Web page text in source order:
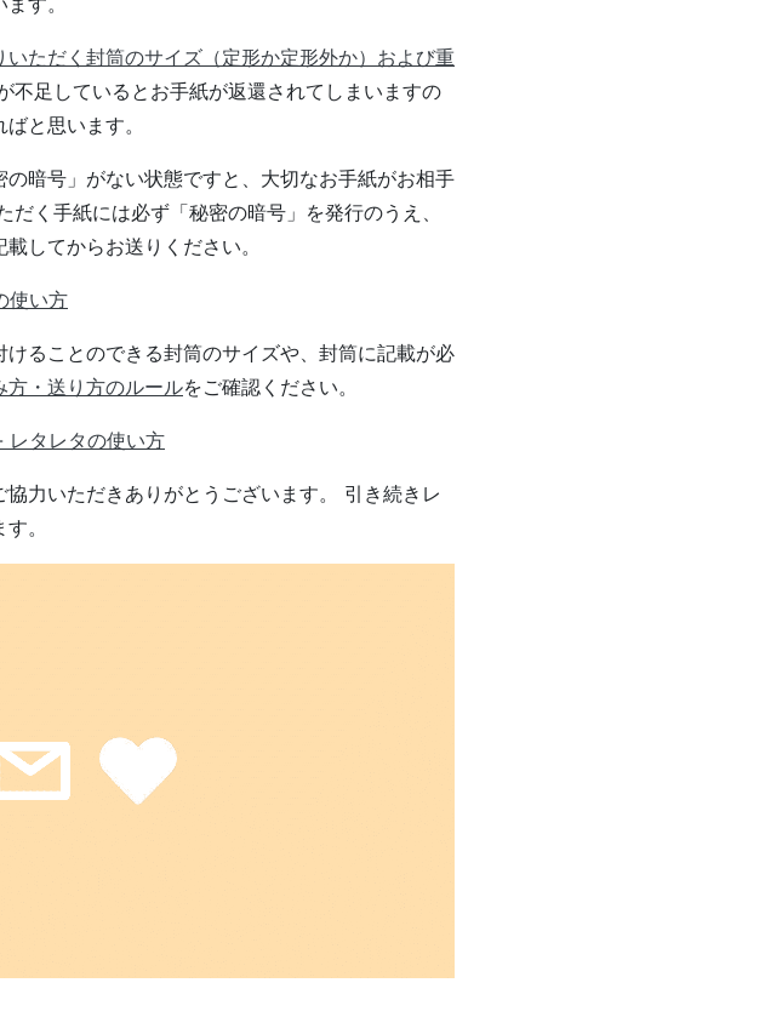
いただく封筒のサイズ（定形か定形外か）および重
不足しているとお手紙が返還されてしまいますの
と思います。
暗号」がない状態ですと、大切なお手紙がお相手
く手紙には必ず「秘密の暗号」を発行のうえ、
してからお送りください。
使い方
ることのできる封筒のサイズや、封筒に記載が必
方・送り方のルールをご確認ください。
レタレタの使い方
力いただきありがとうございます。 引き続きレ
。